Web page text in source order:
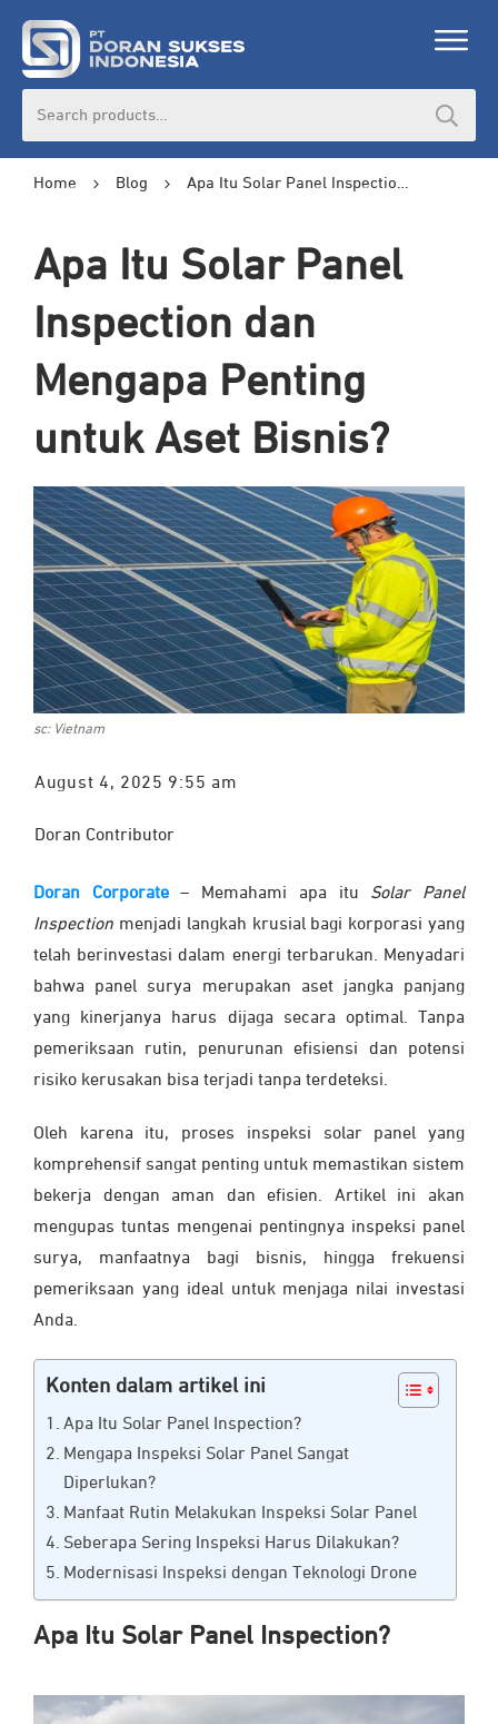
Home Blog Apa Itu Solar Panel Inspection dan Mengapa Penting untuk Aset Bisnis?
Apa Itu Solar Panel
Inspection dan
Mengapa Penting
untuk Aset Bisnis?
sc: Vietnam
August 4, 2025 9:55 am
Doran Contributor
Doran Corporate– Memahami apa itu Solar Panel
Inspection menjadi langkah krusial bagi korporasi yang
telah berinvestasi dalam energi terbarukan. Menyadari
bahwa panel surya merupakan aset jangka panjang
yang kinerjanya harus dijaga secara optimal. Tanpa
pemeriksaan rutin, penurunan efisiensi dan potensi
risiko kerusakan bisa terjadi tanpa terdeteksi.
Oleh karena itu, proses inspeksi solar panel yang
komprehensif sangat penting untuk memastikan sistem
bekerja dengan aman dan efisien. Artikel ini akan
mengupas tuntas mengenai pentingnya inspeksi panel
surya, manfaatnya bagi bisnis, hingga frekuensi
pemeriksaan yang ideal untuk menjaga nilai investasi
Anda.
Konten dalam artikel ini
Apa Itu Solar Panel Inspection?
Mengapa Inspeksi Solar Panel Sangat
Diperlukan?
Manfaat Rutin Melakukan Inspeksi Solar Panel
Seberapa Sering Inspeksi Harus Dilakukan?
Modernisasi Inspeksi dengan Teknologi Drone
Apa Itu Solar Panel Inspection?